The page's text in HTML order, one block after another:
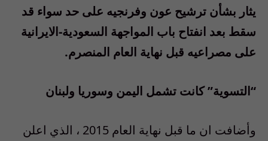
يثار بشأن ترشيح عون وفرنجيه على حد سواء قد
سقط بعد انفتاح باب المواجهة السعودية-الايرانية
على مصراعيه قبل نهاية العام المنصرم.
“التسوية” كانت تشمل اليمن وسوريا ولبنان
وأضافت ان ما قبل نهاية العام 2015 ، الذي اعلن